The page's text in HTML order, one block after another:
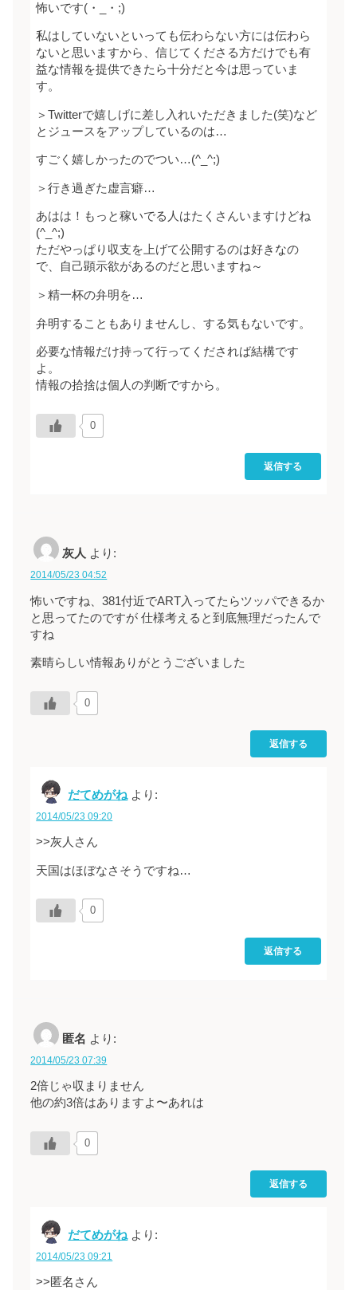
怖いです(・_・;)
私はしていないといっても伝わらない方には伝わら
ないと思いますから、信じてくださる方だけでも有
益な情報を提供できたら十分だと今は思っていま
す。
＞Twitterで嬉しげに差し入れいただきました(笑)など
とジュースをアップしているのは…
すごく嬉しかったのでつい…(^_^;)
＞行き過ぎた虚言癖…
あはは！もっと稼いでる人はたくさんいますけどね
(^_^;)
ただやっぱり収支を上げて公開するのは好きなの
で、自己顕示欲があるのだと思いますね～
＞精一杯の弁明を…
弁明することもありませんし、する気もないです。
必要な情報だけ持って行ってくだされば結構です
よ。
情報の拾捨は個人の判断ですから。
0
返信する
灰人 より:
2014/05/23 04:52
怖いですね、381付近でART入ってたらツッパできるか
と思ってたのですが 仕様考えると到底無理だったんで
すね
素晴らしい情報ありがとうございました
0
返信する
だてめがね より:
2014/05/23 09:20
>>灰人さん
天国はほぼなさそうですね…
0
返信する
匿名 より:
2014/05/23 07:39
2倍じゃ収まりません
他の約3倍はありますよ〜あれは
0
返信する
だてめがね より:
2014/05/23 09:21
>>匿名さん